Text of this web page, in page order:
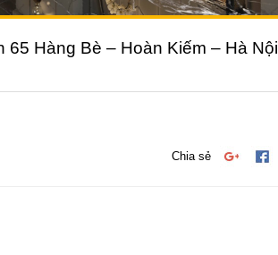
Hàng Bè – Hoàn Kiếm – Hà Nội
Chia sẻ